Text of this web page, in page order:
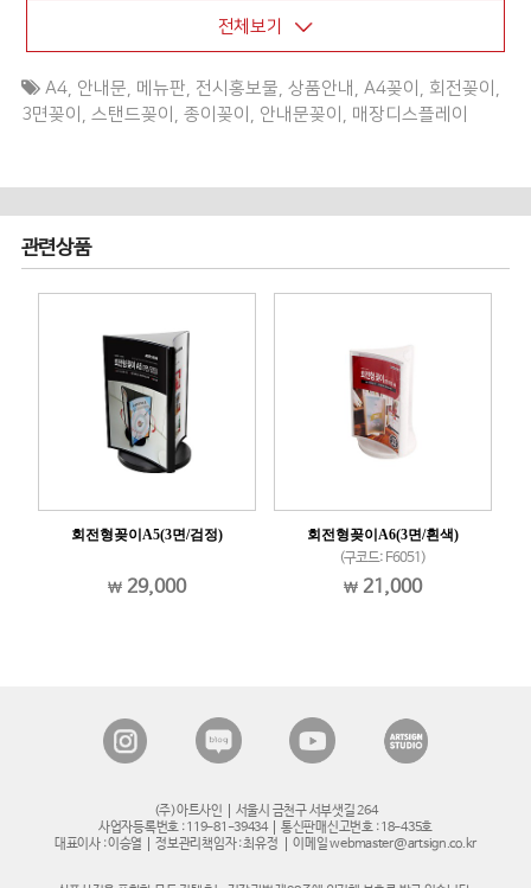
전체보기
A4, 안내문 메뉴판 전시홍보물 상품안내 A4꽂이 회전꽂이
3면꽂이
스탠드꽂이 종이꽂이 안내문꽂이 매장디스플레이
관련상품
회전형꽂이A5(3면/검정)
29,000
회전형꽂이A6(3면/흰색)
(구코드: F6051)
21,000
(주)아트사인
서울시 금천구 서부샛길 264
사업자등록번호 : 119-81-39434
통신판매신고번호 : 18-435호
대표이사 : 이승열
정보관리책임자 : 최유정 이메일 webmaster@artsign.co.kr